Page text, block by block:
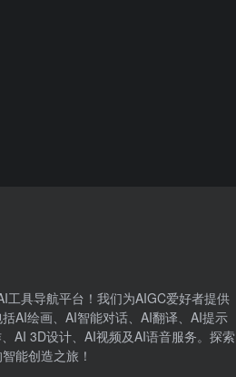
工具导航平台！我们为AIGC爱好者提供
AI绘画、AI智能对话、AI翻译、AI提示
AI 3D设计、AI视频及AI语音服务。探索
能创造之旅！